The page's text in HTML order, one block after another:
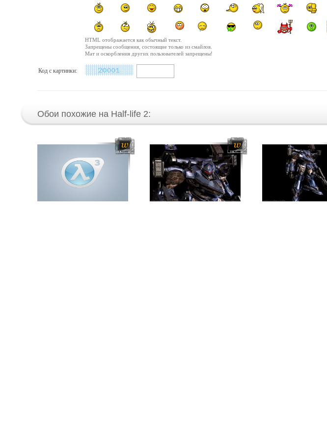
HTML отображается как обычный текст.
Запрещены сообщения, состоящие только из смайлов.
Мат и оскорбления других пользователей запрещены!
Код с картинки:
Обои похожие на Half-life 2: